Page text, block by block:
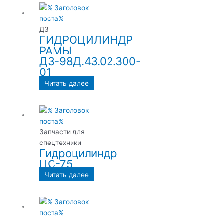
ДЗ
ГИДРОЦИЛИНДР
РАМЫ
ДЗ-98Д.43.02.300-
01
Читать далее
Запчасти для
спецтехники
Гидроцилиндр
ЦС-75
Читать далее